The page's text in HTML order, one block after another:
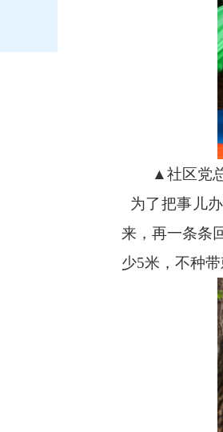
▲社区党总
为了把事儿
来，再一条条
少5米，不种